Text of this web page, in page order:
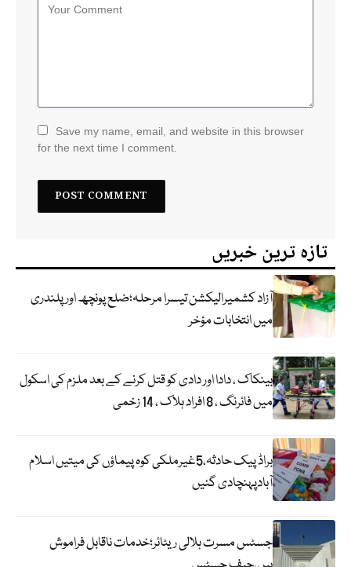
Save my name, email, and website in this browser
for the next time I comment.
تازہ ترین خبریں
آزاد کشمیرالیکشن تیسرا مرحلہ؛ضلع پونچھ اور پلندری
میں انتخابات مؤخر
بینکاک ، دادا اور دادی کو قتل کرنے کے بعد ملزم کی اسکول
میں فائرنگ ، 8 افراد ہلاک ، 14 زخمی
براڈ پیک حادثہ،5غیرملکی کوہ پیماؤں کی میتیں اسلام
آبادپہنچادی گئیں
جسٹس مسرت ہلالی ریٹائر؛خدمات ناقابل فراموش